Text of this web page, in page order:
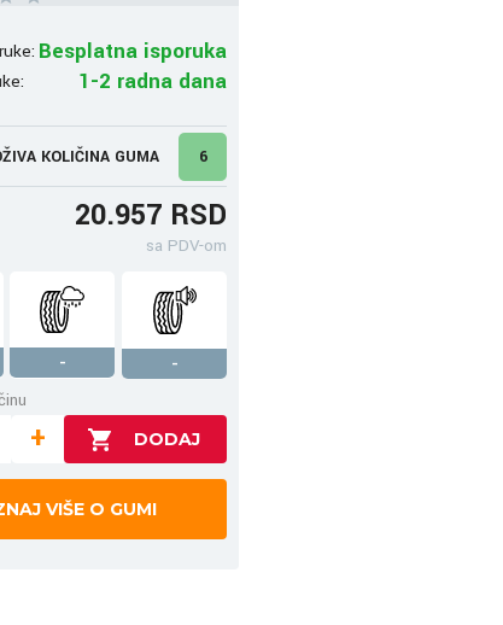
Besplatna isporuka
1-2 radna dana
KOLIČINA GUMA 6
20.957 RSD
sa PDV-om
-
-
+
VIŠE O GUMI